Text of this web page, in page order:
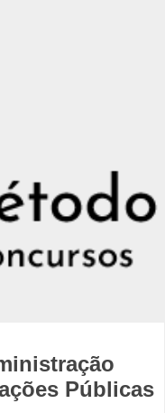
Públicas